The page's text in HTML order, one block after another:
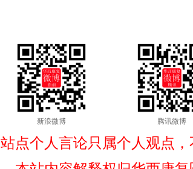
新浪微博 腾讯微博
站点个人言论只属个人观点